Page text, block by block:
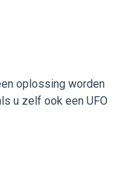
oplossing worden
u zelf ook een UFO